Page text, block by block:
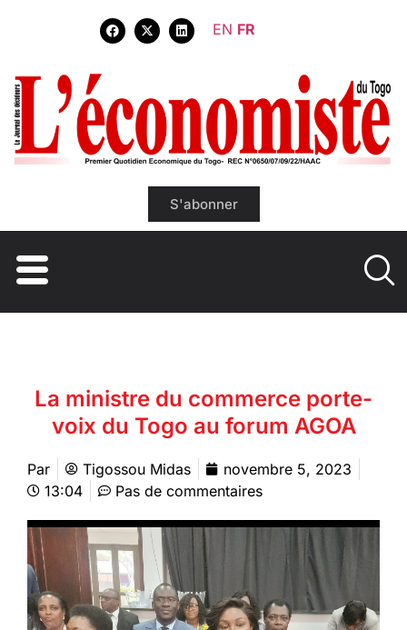
EN FR
S'abonner
La ministre du commerce porte-
voix du Togo au forum AGOA
Par Tigossou Midas
novembre 5, 2023
13:04
Pas de commentaires